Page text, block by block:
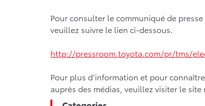
Pour consulter le communiqué de
veuillez suivre le lien ci-dessous.
http://pressroom.toyota.com/pr/tms/
Pour plus d’information et pour
auprès des médias, veuillez visiter le site